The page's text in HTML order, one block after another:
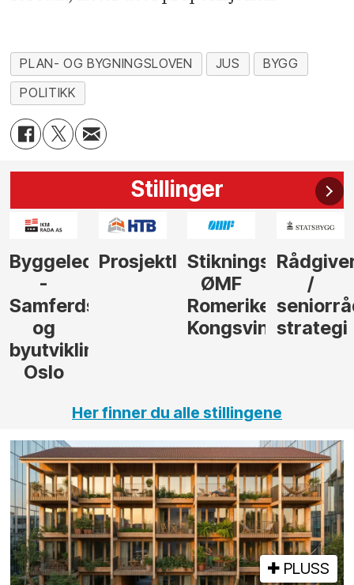
PLAN- OG BYGNINGSLOVEN JUS
BYGG
POLITIKK
Stillinger
ProsjektlederStikningsingeniør
Kongsvinger
Rådgiver
/
seniorrådgiver
strategi
til
i Gulen
Her finner du alle stillingene
PLUSS